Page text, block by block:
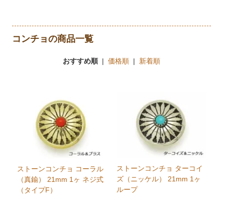
コンチョの商品一覧
おすすめ順| 価格順| 新着順
ストーンコンチョ コーラル
（真鍮） 21mm 1ヶ ネジ式
（タイプF）
ストーンコンチョ ターコイ
ズ（ニッケル） 21mm 1ヶ
ループ